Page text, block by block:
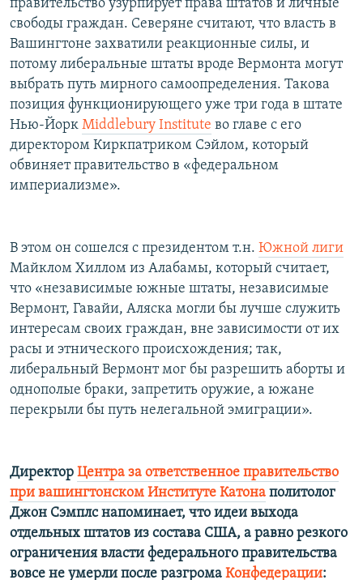
правительство узурпирует права штатов и личные
свободы граждан. Северяне считают, что власть в
Вашингтоне захватили реакционные силы, и
потому либеральные штаты вроде Вермонта могут
выбрать путь мирного самоопределения. Такова
позиция функционирующего уже три года в штате
Нью-Йорк Middlebury Institute во главе с его
директором Киркпатриком Сэйлом, который
обвиняет правительство в «федеральном
империализме».
В этом он сошелся с президентом т.н. Южной лиги
Майклом Хиллом из Алабамы, который считает,
что «независимые южные штаты, независимые
Вермонт, Гавайи, Аляска могли бы лучше служить
интересам своих граждан, вне зависимости от их
расы и этнического происхождения; так,
либеральный Вермонт мог бы разрешить аборты и
однополые браки, запретить оружие, а южане
перекрыли бы путь нелегальной эмиграции».
Директор Центра за ответственное правительство
при вашингтонском Институте Катона политолог
Джон Сэмплс напоминает, что идеи выхода
отдельных штатов из состава США, а равно резкого
ограничения власти федерального правительства
вовсе не умерли после разгрома Конфедерации: